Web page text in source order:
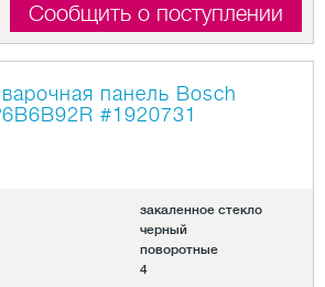
Сообщить о поступлении
варочная панель Bosch
#1920731
закаленное стекло
черный
поворотные
4